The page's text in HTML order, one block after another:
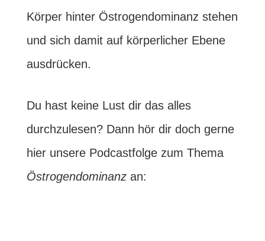
Körper hinter Östrogendominanz stehen
und sich damit auf körperlicher Ebene
ausdrücken.
Du hast keine Lust dir das alles
durchzulesen? Dann hör dir doch gerne
hier unsere Podcastfolge zum Thema
Östrogendominanzan: